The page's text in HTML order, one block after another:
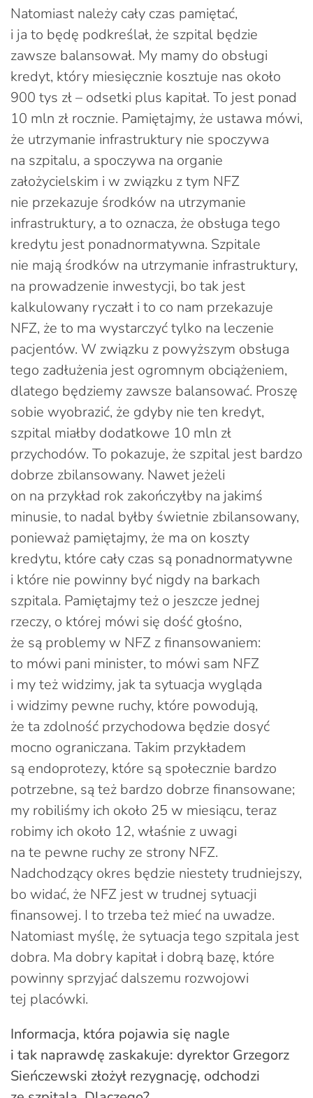
Natomiast należy cały czas pamiętać,
i ja to będę podkreślał, że szpital będzie
zawsze balansował. My mamy do obsługi
kredyt, który miesięcznie kosztuje nas około
900 tys zł – odsetki plus kapitał. To jest ponad
10 mln zł rocznie. Pamiętajmy, że ustawa mówi,
że utrzymanie infrastruktury nie spoczywa
na szpitalu, a spoczywa na organie
założycielskim i w związku z tym NFZ
nie przekazuje środków na utrzymanie
infrastruktury, a to oznacza, że obsługa tego
kredytu jest ponadnormatywna. Szpitale
nie mają środków na utrzymanie infrastruktury,
na prowadzenie inwestycji, bo tak jest
kalkulowany ryczałt i to co nam przekazuje
NFZ, że to ma wystarczyć tylko na leczenie
pacjentów. W związku z powyższym obsługa
tego zadłużenia jest ogromnym obciążeniem,
dlatego będziemy zawsze balansować. Proszę
sobie wyobrazić, że gdyby nie ten kredyt,
szpital miałby dodatkowe 10 mln zł
przychodów. To pokazuje, że szpital jest bardzo
dobrze zbilansowany. Nawet jeżeli
on na przykład rok zakończyłby na jakimś
minusie, to nadal byłby świetnie zbilansowany,
ponieważ pamiętajmy, że ma on koszty
kredytu, które cały czas są ponadnormatywne
i które nie powinny być nigdy na barkach
szpitala. Pamiętajmy też o jeszcze jednej
rzeczy, o której mówi się dość głośno,
że są problemy w NFZ z finansowaniem:
to mówi pani minister, to mówi sam NFZ
i my też widzimy, jak ta sytuacja wygląda
i widzimy pewne ruchy, które powodują,
że ta zdolność przychodowa będzie dosyć
mocno ograniczana. Takim przykładem
są endoprotezy, które są społecznie bardzo
potrzebne, są też bardzo dobrze finansowane;
my robiliśmy ich około 25 w miesiącu, teraz
robimy ich około 12, właśnie z uwagi
na te pewne ruchy ze strony NFZ.
Nadchodzący okres będzie niestety trudniejszy,
bo widać, że NFZ jest w trudnej sytuacji
finansowej. I to trzeba też mieć na uwadze.
Natomiast myślę, że sytuacja tego szpitala jest
dobra. Ma dobry kapitał i dobrą bazę, które
powinny sprzyjać dalszemu rozwojowi
tej placówki.
Informacja, która pojawia się nagle
i tak naprawdę zaskakuje: dyrektor Grzegorz
Sieńczewski złożył rezygnację, odchodzi